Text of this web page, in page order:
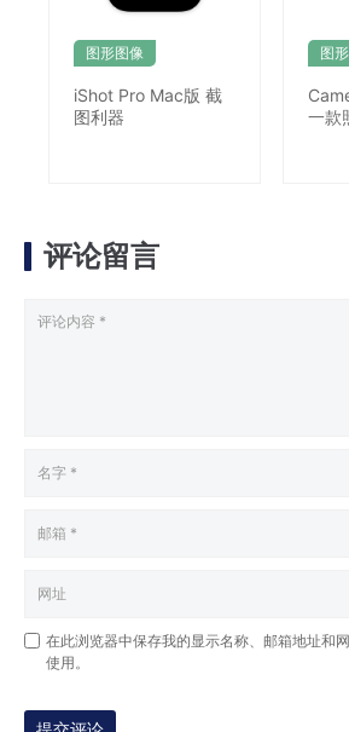
图形图像
iShot Pro Mac版 截
图利器
图
一款
评论留言
在此浏览器中保存我的显示名称、邮箱地址和
使用。